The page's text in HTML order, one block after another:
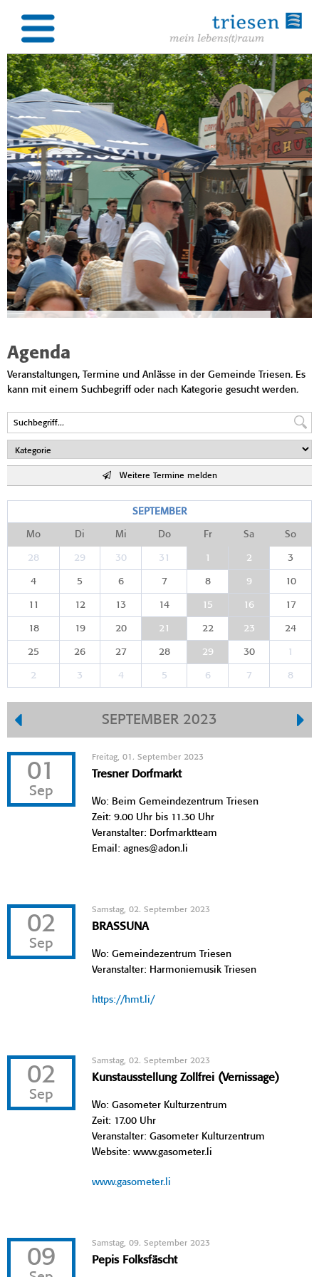
Agenda
Veranstaltungen, Termine und Anlässe in der Gemeinde Triesen. Es
kann mit einem Suchbegriff oder nach Kategorie gesucht werden.
Weitere Termine melden
SEPTEMBER
Mo Di Mi Do Fr Sa So
28 29 30 31 1 2 3
4 5 6 7 8 9 10
11 12 13 14 15 16 17
18 19 20 21 22 23 24
25 26 27 28 29 30 1
2 3 4 5 6 7 8
SEPTEMBER 2023
01
Sep
Freitag, 01. September 2023
Tresner Dorfmarkt
Wo: Beim Gemeindezentrum Triesen
Zeit: 9.00 Uhr bis 11.30 Uhr
Veranstalter: Dorfmarktteam
Email: agnes@adon.li
02
Sep
Samstag, 02. September 2023
BRASSUNA
Wo: Gemeindezentrum Triesen
Veranstalter: Harmoniemusik Triesen
https://hmt.li/
02
Sep
Samstag, 02. September 2023
Kunstausstellung Zollfrei (Vernissage)
Wo: Gasometer Kulturzentrum
Zeit: 17.00 Uhr
Veranstalter: Gasometer Kulturzentrum
Website: www.gasometer.li
www.gasometer.li
09
Samstag, 09. September 2023
Pepis Folksfäscht